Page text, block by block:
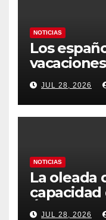
NOTICIAS
Los
más caros
y los
JUL 28, 2026
NOTICIAS
La oleada
Ávila y al
JUL 28, 2026